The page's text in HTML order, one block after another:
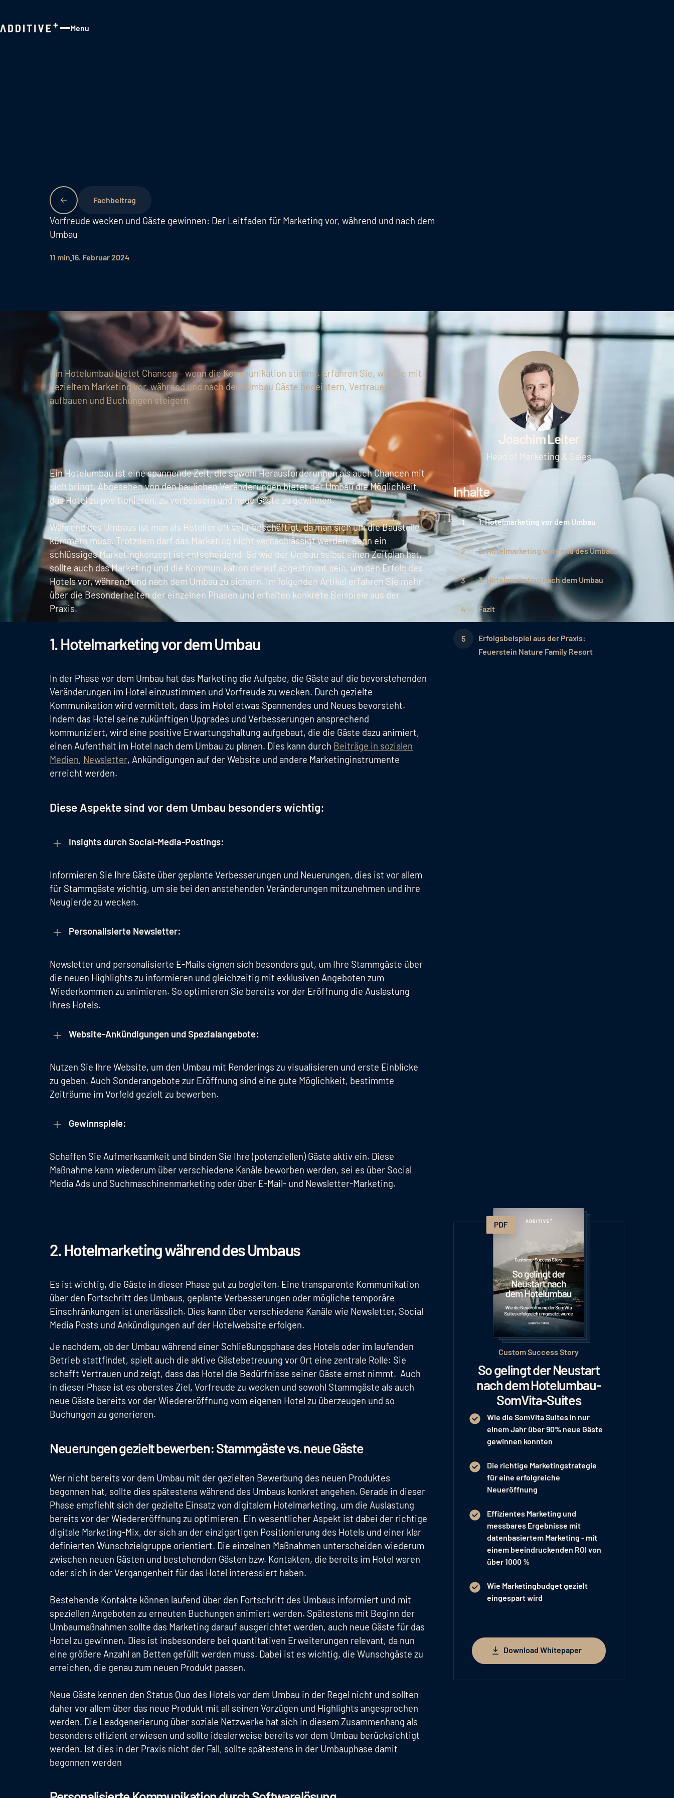
Menu
Fachbeitrag
Vorfreude wecken und Gäste gewinnen: Der Leitfaden für Marketing vor, während und nach dem
Umbau
11 min 16. Februar 2024
Ein Hotelumbau bietet Chancen – wenn die Kommunikation stimmt. Erfahren Sie, wie Sie mit
gezieltem Marketing vor, während und nach dem Umbau Gäste begeistern, Vertrauen
aufbauen und Buchungen steigern.
Ein Hotelumbau ist eine spannende Zeit, die sowohl Herausforderungen als auch Chancen mit
sich bringt. Abgesehen von den baulichen Veränderungen bietet der Umbau die Möglichkeit,
das Hotel zu positionieren, zu verbessern und neue Gäste zu gewinnen.
Während des Umbaus ist man als Hotelier oft sehr beschäftigt, da man sich um die Baustelle
kümmern muss. Trotzdem darf das Marketing nicht vernachlässigt werden, denn ein
schlüssiges Marketingkonzept ist entscheidend. So wie der Umbau selbst einen Zeitplan hat,
sollte auch das Marketing und die Kommunikation darauf abgestimmt sein, um den Erfolg des
Hotels vor, während und nach dem Umbau zu sichern. Im folgenden Artikel erfahren Sie mehr
über die Besonderheiten der einzelnen Phasen und erhalten konkrete Beispiele aus der
Praxis.
1. Hotelmarketing vor dem Umbau
In der Phase vor dem Umbau hat das Marketing die Aufgabe, die Gäste auf die bevorstehenden
Veränderungen im Hotel einzustimmen und Vorfreude zu wecken. Durch gezielte
Kommunikation wird vermittelt, dass im Hotel etwas Spannendes und Neues bevorsteht.
Indem das Hotel seine zukünftigen Upgrades und Verbesserungen ansprechend
kommuniziert, wird eine positive Erwartungshaltung aufgebaut, die die Gäste dazu animiert,
einen Aufenthalt im Hotel nach dem Umbau zu planen. Dies kann durch Beiträge in sozialen
Medien, Newsletter, Ankündigungen auf der Website und andere Marketinginstrumente
erreicht werden.
Diese Aspekte sind vor dem Umbau besonders wichtig:
Insights durch Social-Media-Postings:
Informieren Sie Ihre Gäste über geplante Verbesserungen und Neuerungen, dies ist vor allem
für Stammgäste wichtig, um sie bei den anstehenden Veränderungen mitzunehmen und ihre
Neugierde zu wecken.
Personalisierte Newsletter:
Newsletter und personalisierte E-Mails eignen sich besonders gut, um Ihre Stammgäste über
die neuen Highlights zu informieren und gleichzeitig mit exklusiven Angeboten zum
Wiederkommen zu animieren. So optimieren Sie bereits vor der Eröffnung die Auslastung
Ihres Hotels.
Website-Ankündigungen und Spezialangebote:
Nutzen Sie Ihre Website, um den Umbau mit Renderings zu visualisieren und erste Einblicke
zu geben. Auch Sonderangebote zur Eröffnung sind eine gute Möglichkeit, bestimmte
Zeiträume im Vorfeld gezielt zu bewerben.
Gewinnspiele:
Schaffen Sie Aufmerksamkeit und binden Sie Ihre (potenziellen) Gäste aktiv ein. Diese
Maßnahme kann wiederum über verschiedene Kanäle beworben werden, sei es über Social
Media Ads und Suchmaschinenmarketing oder über E-Mail- und Newsletter-Marketing.
Joachim Leiter
Head of Marketing & Sales
Inhalte
1. Hotelmarketing vor dem Umbau
2. Hotelmarketing während des Umbaus
3. Hotelmarketing nach dem Umbau
Fazit
Erfolgsbeispiel aus der Praxis:
Feuerstein Nature Family Resort
2. Hotelmarketing während des Umbaus
Es ist wichtig, die Gäste in dieser Phase gut zu begleiten. Eine transparente Kommunikation
über den Fortschritt des Umbaus, geplante Verbesserungen oder mögliche temporäre
Einschränkungen ist unerlässlich. Dies kann über verschiedene Kanäle wie Newsletter, Social
Media Posts und Ankündigungen auf der Hotelwebsite erfolgen.
Je nachdem, ob der Umbau während einer Schließungsphase des Hotels oder im laufenden
Betrieb stattfindet, spielt auch die aktive Gästebetreuung vor Ort eine zentrale Rolle: Sie
schafft Vertrauen und zeigt, dass das Hotel die Bedürfnisse seiner Gäste ernst nimmt. Auch
in dieser Phase ist es oberstes Ziel, Vorfreude zu wecken und sowohl Stammgäste als auch
neue Gäste bereits vor der Wiedereröffnung vom eigenen Hotel zu überzeugen und so
Buchungen zu generieren.
Neuerungen gezielt bewerben: Stammgäste vs. neue Gäste
Wer nicht bereits vor dem Umbau mit der gezielten Bewerbung des neuen Produktes
begonnen hat, sollte dies spätestens während des Umbaus konkret angehen. Gerade in dieser
Phase empfiehlt sich der gezielte Einsatz von digitalem Hotelmarketing, um die Auslastung
bereits vor der Wiedereröffnung zu optimieren. Ein wesentlicher Aspekt ist dabei der richtige
digitale Marketing-Mix, der sich an der einzigartigen Positionierung des Hotels und einer klar
definierten Wunschzielgruppe orientiert. Die einzelnen Maßnahmen unterscheiden wiederum
zwischen neuen Gästen und bestehenden Gästen bzw. Kontakten, die bereits im Hotel waren
oder sich in der Vergangenheit für das Hotel interessiert haben.
Bestehende Kontakte können laufend über den Fortschritt des Umbaus informiert und mit
speziellen Angeboten zu erneuten Buchungen animiert werden. Spätestens mit Beginn der
Umbaumaßnahmen sollte das Marketing darauf ausgerichtet werden, auch neue Gäste für das
Hotel zu gewinnen. Dies ist insbesondere bei quantitativen Erweiterungen relevant, da nun
eine größere Anzahl an Betten gefüllt werden muss. Dabei ist es wichtig, die Wunschgäste zu
erreichen, die genau zum neuen Produkt passen.
Neue Gäste kennen den Status Quo des Hotels vor dem Umbau in der Regel nicht und sollten
daher vor allem über das neue Produkt mit all seinen Vorzügen und Highlights angesprochen
werden. Die Leadgenerierung über soziale Netzwerke hat sich in diesem Zusammenhang als
besonders effizient erwiesen und sollte idealerweise bereits vor dem Umbau berücksichtigt
werden. Ist dies in der Praxis nicht der Fall, sollte spätestens in der Umbauphase damit
begonnen werden
Custom Success Story
So gelingt der Neustart
nach dem Hotelumbau-
SomVita-Suites
Wie die SomVita Suites in nur
einem Jahrüber 90% neue Gäste
gewinnen konnten
Die richtige Marketingstrategie
für eine erfolgreiche
Neueröffnung
Effizientes Marketing und
messbares Ergebnisse mit
datenbasiertem Marketing - mit
einem beeindruckenden ROI von
über 1000 %
Wie Marketingbudget gezielt
eingespartwird
Download Whitepaper
Download Whitepaper